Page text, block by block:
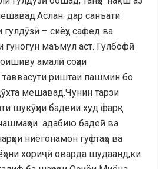
дар санъати
– сиёҳу сафед ва
гуногун маъмул аст. Гулбофӣ
амалӣ соҳаи
таввасути риштаи пашмин бо
мешавад.Чунин тарзи
шукӯҳии бадеии худ фарқ
адабию бадеӣ ва
ниёгонамон гуфтаҳо ва
хориҷӣ оварда шудаанд,ки